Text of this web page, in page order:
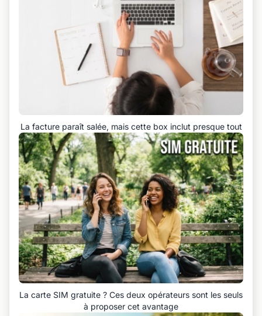
La facture paraît salée, mais cette box inclut presque tout
La carte SIM gratuite ? Ces deux opérateurs sont les seuls
à proposer cet avantage